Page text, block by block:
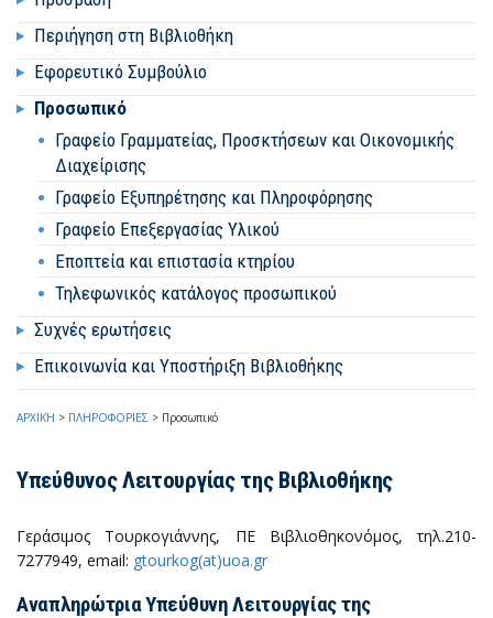
Περιήγηση στη Βιβλιοθήκη
Εφορευτικό Συμβούλιο
Προσωπικό
Γραφείο Γραμματείας, Προσκτήσεων και Οικονομικής
Διαχείρισης
Γραφείο Εξυπηρέτησης και Πληροφόρησης
Γραφείο Επεξεργασίας Υλικού
Εποπτεία και επιστασία κτηρίου
Τηλεφωνικός κατάλογος προσωπικού
Συχνές ερωτήσεις
Επικοινωνία και Υποστήριξη Βιβλιοθήκης
ΑΡΧΙΚΗ > ΠΛΗΡΟΦΟΡΙΕΣ > Προσωπικό
Υπεύθυνος Λειτουργίας της Βιβλιοθήκης
Γεράσιμος Τουρκογιάννης, ΠΕ Βιβλιοθηκονόμος, τηλ.210-
7277949, email: gtourkog(at)uoa.gr
Αναπληρώτρια Υπεύθυνη Λειτουργίας της